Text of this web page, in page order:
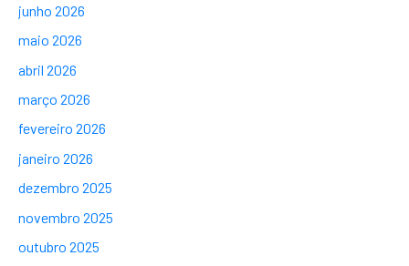
junho 2026
maio 2026
abril 2026
março 2026
fevereiro 2026
janeiro 2026
dezembro 2025
novembro 2025
outubro 2025